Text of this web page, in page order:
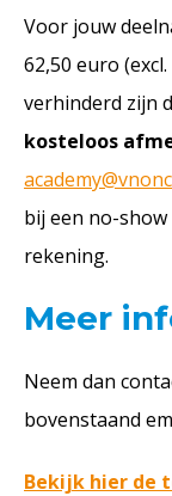
Voor jouw
62,50 euro
verhinderd zijn
kosteloos
bij een no-
rekening.
Meer
Neem dan
bovenstaand
Bekijk hier de